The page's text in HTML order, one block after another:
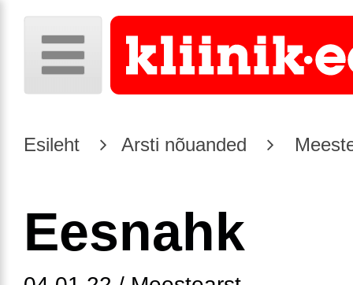
Esileht Arsti nõuanded
Eesnahk